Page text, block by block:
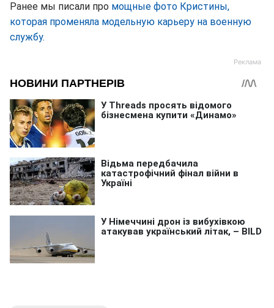
Ранее мы писали про мощные фото Кристины,
которая променяла модельную карьеру на военную
службу.